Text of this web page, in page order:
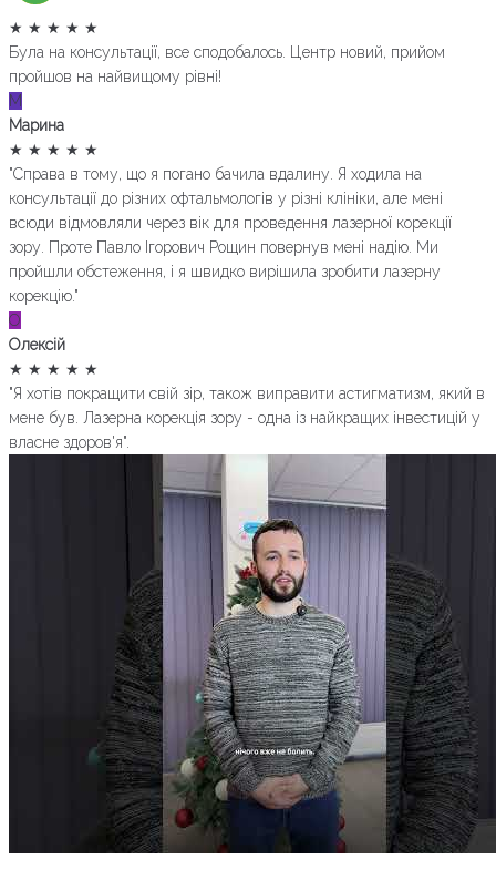
★ ★ ★ ★ ★
Була на консультації, все сподобалось. Центр новий, прийом
пройшов на найвищому рівні!
М
Марина
★ ★ ★ ★ ★
"Справа в тому, що я погано бачила вдалину. Я ходила на
консультації до різних офтальмологів у різні клініки, але мені
всюди відмовляли через вік для проведення лазерної корекції
зору. Проте Павло Ігорович Рощин повернув мені надію. Ми
пройшли обстеження, і я швидко вирішила зробити лазерну
корекцію."
О
Олексій
★ ★ ★ ★ ★
"Я хотів покращити свій зір, також виправити астигматизм, який в
мене був. Лазерна корекція зору - одна із найкращих інвестицій у
власне здоров'я".